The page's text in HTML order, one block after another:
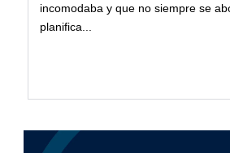
incomodaba y que no siempre se
planifica...